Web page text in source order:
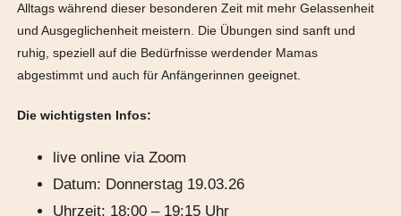
Alltags während dieser besonderen Zeit mit mehr Gelassenheit
und Ausgeglichenheit meistern. Die Übungen sind sanft und
ruhig, speziell auf die Bedürfnisse werdender Mamas
abgestimmt und auch für Anfängerinnen geeignet.
Die wichtigsten Infos:
live online via Zoom
Datum: Donnerstag 19.03.26
Uhrzeit: 18:00 – 19:15 Uhr